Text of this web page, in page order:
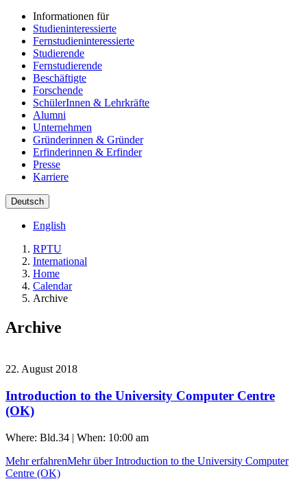
Informationen für
Studieninteressierte
Fernstudieninteressierte
Studierende
Fernstudierende
Beschäftigte
Forschende
SchülerInnen & Lehrkräfte
Alumni
Unternehmen
Gründerinnen & Gründer
Erfinderinnen & Erfinder
Presse
Karriere
Deutsch
English
RPTU
International
Home
Calendar
Archive
Archive
22. August 2018
Introduction to the University Computer Centre
(OK)
Where: Bld.34 | When: 10:00 am
Mehr erfahrenMehr über Introduction to the University Computer
Centre (OK)